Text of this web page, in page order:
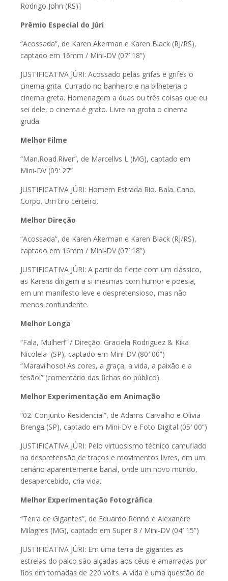
Rodrigo John (RS)]
Prêmio Especial do Júri
“Acossada”, de Karen Akerman e Karen Black (RJ/RS),
captado em 16mm / Mini-DV (07′ 18”)
JUSTIFICATIVA JÚRI: Acossado pelas grifas e grifes o
cinema grita. Currado no banheiro e na bilheteria o
cinema greta. Homenagem a duas ou três coisas que eu
sei dele, o cinema é grato. Livre na grota o cinema
gruda.
Melhor Filme
“Man.Road.River”, de Marcellvs L (MG), captado em
Mini-DV (09′ 27”
JUSTIFICATIVA JÚRI: Homem Estrada Rio. Bala. Cano.
Corpo. Um tiro certeiro.
Melhor Direção
“Acossada”, de Karen Akerman e Karen Black (RJ/RS),
captado em 16mm / Mini-DV (07′ 18”)
JUSTIFICATIVA JÚRI: A partir do flerte com um clássico,
as Karens dirigem a si mesmas com humor e poesia,
em um manifesto leve e despretensioso, mas não
menos contundente.
Melhor Longa
“Fala, Mulher!” / Direção: Graciela Rodriguez & Kika
Nicolela (SP), captado em Mini-DV (80′ 00”)
“Maravilhoso! As cores, a graça, a vida, a paixão e a
tesão!” (comentário das fichas do público).
Melhor Experimentação em Animação
“02. Conjunto Residencial”, de Adams Carvalho e Olivia
Brenga (SP), captado em Mini-DV e Foto Digital (05′ 00”)
JUSTIFICATIVA JÚRI: Pelo virtuosismo técnico camuflado
na despretensão de traços e movimentos livres, em um
cenário aparentemente banal, onde um novo mundo,
desapercebido, cria vida.
Melhor Experimentação Fotográfica
“Terra de Gigantes”, de Eduardo Rennó e Alexandre
Milagres (MG), captado em Super 8 / Mini-DV (04′ 15”)
JUSTIFICATIVA JÚRI: Em uma terra de gigantes as
estrelas do palco são alçadas aos céus e amarradas por
fios em tomadas de 220 volts. A vida é uma questão de